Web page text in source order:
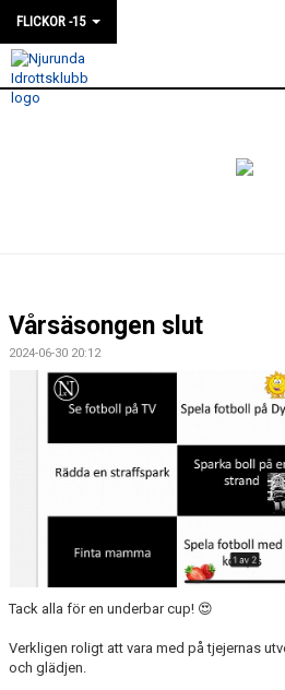
FLICKOR -15
HEM
BILDGALLERI
DOKUMENT
Vårsäsongen slut
2024-06-30 20:12
Tack alla för en underbar cup! 😍
Verkligen roligt att vara med på tjejernas
och glädjen.